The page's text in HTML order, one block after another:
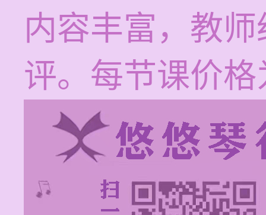
内容丰富，教
评。每节课价